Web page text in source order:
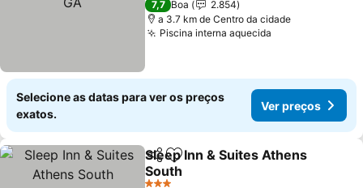
7,7 Boa
2.854
a 3.7 km de Centro da cidade
Piscina interna aquecida
Selecione as datas para ver os preços
exatos.
Ver preços
PartilharAdicionar aos favoritos
Sleep Inn & Suites Athens
South